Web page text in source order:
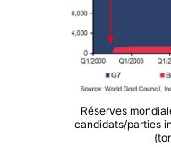
Réserves
candidats/parties